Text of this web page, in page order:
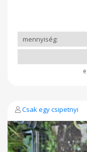
Csak egy csipetnyi